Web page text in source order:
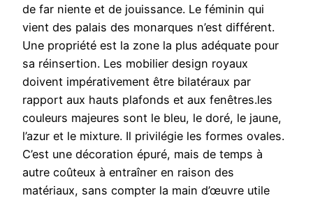
de far niente et de jouissance. Le féminin qui
vient des palais des monarques n’est différent.
Une propriété est la zone la plus adéquate pour
sa réinsertion. Les mobilier design royaux
doivent impérativement être bilatéraux par
rapport aux hauts plafonds et aux fenêtres.les
couleurs majeures sont le bleu, le doré, le jaune,
l’azur et le mixture. Il privilégie les formes ovales.
C’est une décoration épuré, mais de temps à
autre coûteux à entraîner en raison des
matériaux, sans compter la main d’œuvre utile